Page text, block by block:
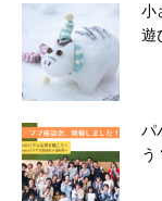
小
遊
パ
う